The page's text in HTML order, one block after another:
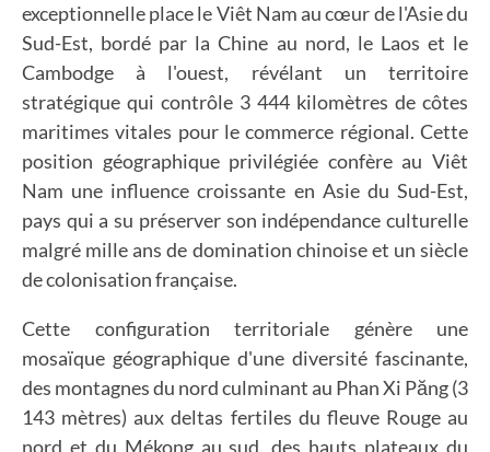
exceptionnelle place le Viêt Nam au cœur de l'Asie du
Sud-Est, bordé par la Chine au nord, le Laos et le
Cambodge à l'ouest, révélant un territoire
stratégique qui contrôle 3 444 kilomètres de côtes
maritimes vitales pour le commerce régional. Cette
position géographique privilégiée confère au Viêt
Nam une influence croissante en Asie du Sud-Est,
pays qui a su préserver son indépendance culturelle
malgré mille ans de domination chinoise et un siècle
de colonisation française.
Cette configuration territoriale génère une
mosaïque géographique d'une diversité fascinante,
des montagnes du nord culminant au Phan Xi Păng (3
143 mètres) aux deltas fertiles du fleuve Rouge au
nord et du Mékong au sud, des hauts plateaux du